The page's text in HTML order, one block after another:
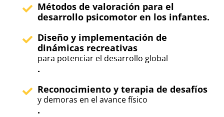
Métodos de valoración para el
desarrollo psicomotor en los infantes.
Diseño y implementación de
dinámicas recreativas
para potenciar el desarrollo global
.
Reconocimiento y terapia de desafíos
y demoras en el avance físico
.